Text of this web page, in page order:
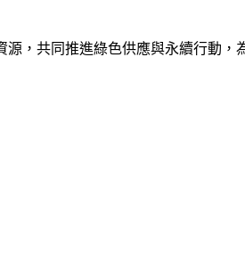
，共同推進綠色供應與永續行動，